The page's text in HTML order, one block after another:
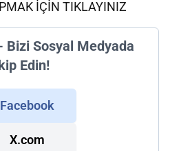
İÇİN TIKLAYINIZ
Bizi Sosyal Medyada
Edin!
Facebook
X.com